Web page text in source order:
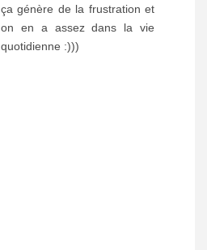
ça génère de la frustration et
on en a assez dans la vie
quotidienne :)))